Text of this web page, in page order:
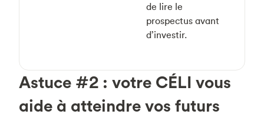
de lire le
prospectus avant
d’investir.
Astuce #2 : votre CÉLI vous
aide à atteindre vos futurs